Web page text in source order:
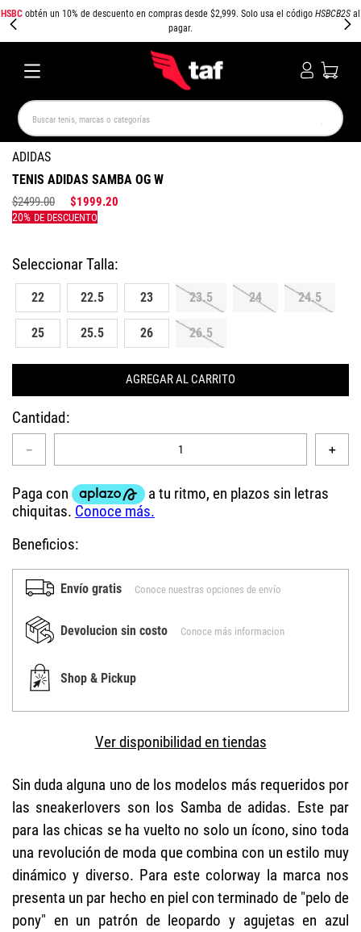
HSBC obtén un 10% de descuento en compras desde $2,999. Solo usa el código HSBCB2S al
pagar.
Buscar tenis, marcas o categorías
ADIDAS
TENIS ADIDAS SAMBA OG W
$2499.00 $1999.20
22 22.5 23 23.5 24 24.5
25 25.5 26 26.5
AGREGAR AL CARRITO
Cantidad
＋
－
Beneficios:
Envío gratis Conoce nuestras opciones de envío
Devolucion sin costo Conoce más informacion
Shop & Pickup
Ver disponibilidad en tiendas
Sin duda alguna uno de los modelos más requeridos por
las sneakerlovers son los Samba de adidas. Este par
para las chicas se ha vuelto no solo un ícono, sino toda
una revolución de moda que combina con un estilo muy
dinámico y diverso. Para este colorway la marca nos
presenta un par hecho en piel con terminado de "pelo de
pony" en un patrón de leopardo y agujetas en azul
TÉRMINOS MÁS BUSCADOS
NEW BALANCE SAMBA
SPEZIAL SPEEDCAT